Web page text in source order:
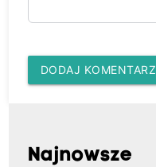
DODAJ KOMENTARZ
Najnowsze